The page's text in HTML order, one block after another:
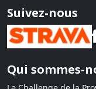
Suivez-nous
Qui sommes-